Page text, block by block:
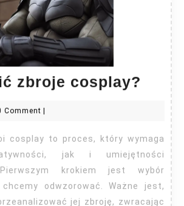
zbroje cosplay?
Comment
jak i umiejętności
Pierwszym krokiem jest wybór
odwzorować. Ważne jest,
jej zbroję, zwracając